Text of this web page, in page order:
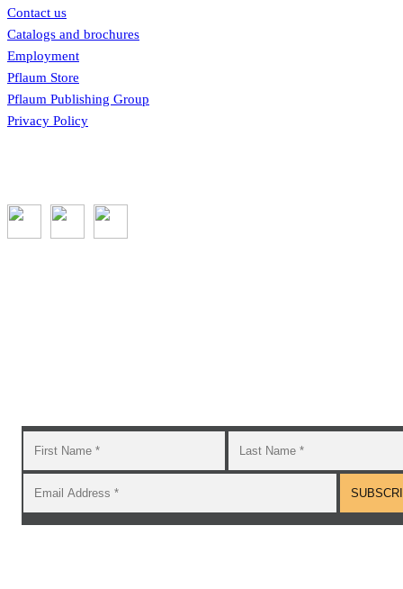
Contact us
Catalogs and brochures
Employment
Pflaum Store
Pflaum Publishing Group
Privacy Policy